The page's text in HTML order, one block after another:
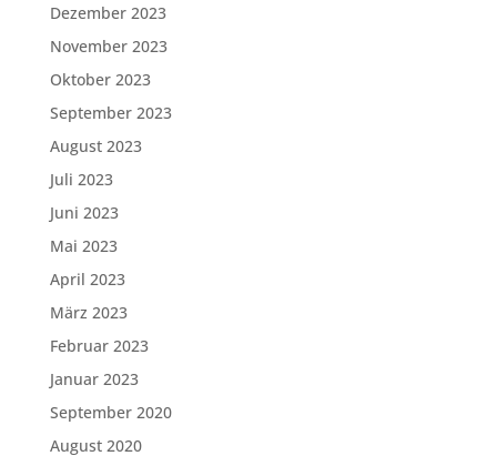
Dezember 2023
November 2023
Oktober 2023
September 2023
August 2023
Juli 2023
Juni 2023
Mai 2023
April 2023
März 2023
Februar 2023
Januar 2023
September 2020
August 2020